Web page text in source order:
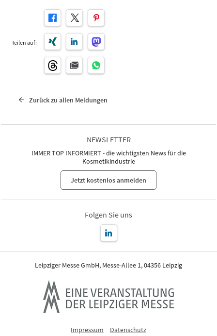
Teilen auf:
Zurück zu allen Meldungen
NEWSLETTER
IMMER TOP INFORMIERT - die wichtigsten News für die
Kosmetikindustrie
Jetzt kostenlos anmelden
Folgen Sie uns
Leipziger Messe GmbH, Messe-Allee 1, 04356 Leipzig
Impressum Datenschutz